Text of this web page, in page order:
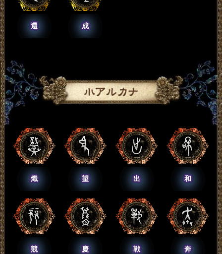
還 成
熾 望 出 和
競 慶 戦 奔